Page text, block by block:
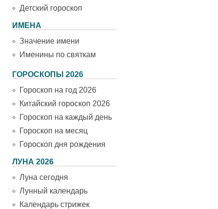
Детский гороскоп
ИМЕНА
Значение имени
Именины по святкам
ГОРОСКОПЫ 2026
Гороскоп на год 2026
Китайский гороскоп 2026
Гороскоп на каждый день
Гороскоп на месяц
Гороскоп дня рождения
ЛУНА 2026
Луна сегодня
Лунный календарь
Календарь стрижек